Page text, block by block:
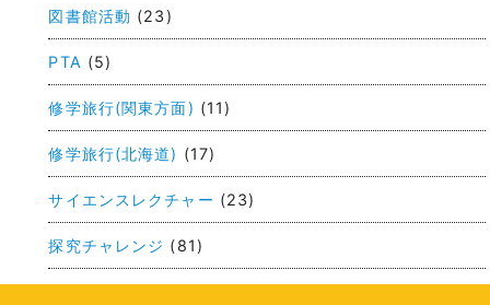
ョ
ン
図書館活動 (23)
PTA (5)
修学旅行(関東方面) (11)
修学旅行(北海道) (17)
サイエンスレクチャー (23)
探究チャレンジ (81)